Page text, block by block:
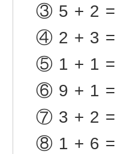
③ 5+2=
④ 2+3=
⑤ 1+1=
⑥ 9+1=
⑦ 3+2=
⑧ 1+6=